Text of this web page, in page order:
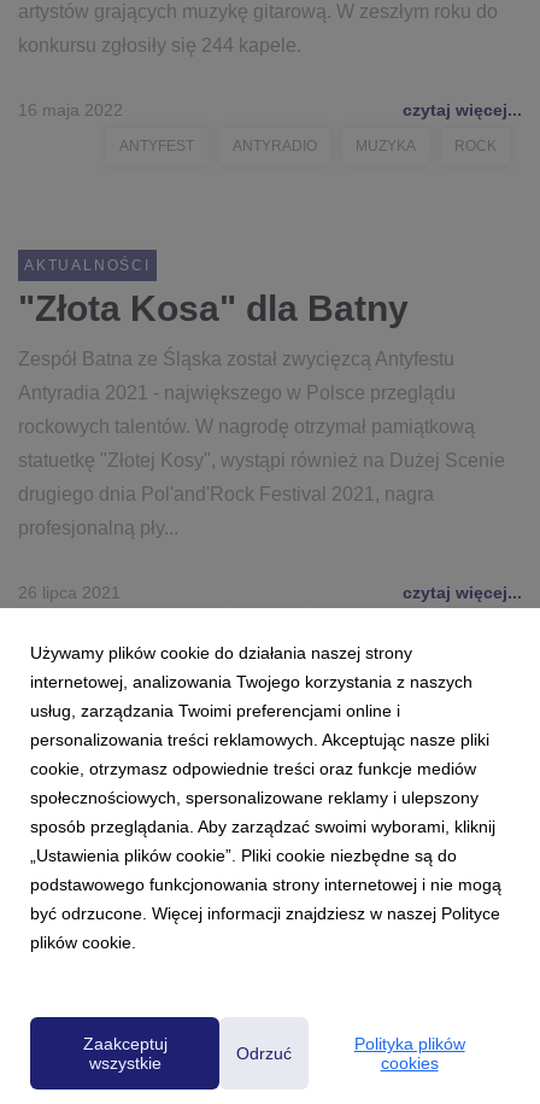
artystów grających muzykę gitarową. W zeszłym roku do
konkursu zgłosiły się 244 kapele.
16 maja 2022 czytaj więcej...
ANTYFEST ANTYRADIO MUZYKA ROCK
AKTUALNOŚCI
"Złota Kosa" dla Batny
Zespół Batna ze Śląska został zwycięzcą Antyfestu
Antyradia 2021 - największego w Polsce przeglądu
rockowych talentów. W nagrodę otrzymał pamiątkową
statuetkę "Złotej Kosy", wystąpi również na Dużej Scenie
drugiego dnia Pol'and'Rock Festival 2021, nagra
profesjonalną pły...
26 lipca 2021 czytaj więcej...
2021
1 2 3
Powered by
Używamy plików cookie do działania naszej strony
internetowej, analizowania Twojego korzystania z naszych
usług, zarządzania Twoimi preferencjami online i
personalizowania treści reklamowych. Akceptując nasze pliki
cookie, otrzymasz odpowiednie treści oraz funkcje mediów
społecznościowych, spersonalizowane reklamy i ulepszony
sposób przeglądania. Aby zarządzać swoimi wyborami, kliknij
„Ustawienia plików cookie”. Pliki cookie niezbędne są do
podstawowego funkcjonowania strony internetowej i nie mogą
być odrzucone. Więcej informacji znajdziesz w naszej Polityce
plików cookie.
Zaakceptuj
wszystkie
Odrzuć
Polityka plików
cookies